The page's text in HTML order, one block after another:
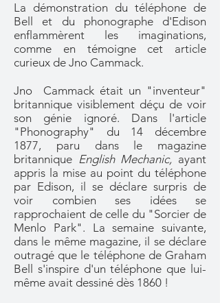
La démonstration du téléphone de
Bell et du phonographe d'Edison
enflammèrent les imaginations,
comme en témoigne cet article
curieux de Jno Cammack.
Jno Cammack était un "inventeur"
britannique visiblement déçu de voir
son génie ignoré. Dans l'article
"Phonography" du 14 décembre
1877, paru dans le magazine
britannique English Mechanic, ayant
appris la mise au point du téléphone
par Edison, il se déclare surpris de
voir combien ses idées se
rapprochaient de celle du "Sorcier de
Menlo Park". La semaine suivante,
dans le même magazine, il se déclare
outragé que le téléphone de Graham
Bell s'inspire d'un téléphone que lui-
même avait dessiné dès 1860 !